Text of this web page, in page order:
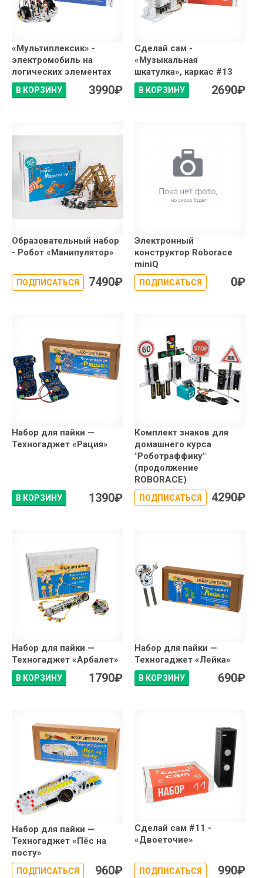
«Мультиплексик» -
электромобиль на
логических элементах
В КОРЗИНУ 3990₽
Сделай сам -
«Музыкальная
шкатулка», каркас #13
В КОРЗИНУ 2690₽
Образовательный набор
- Робот «Манипулятор»
ПОДПИСАТЬСЯ 7490₽
Электронный
конструктор Roborace
miniQ
ПОДПИСАТЬСЯ 0₽
Набор для пайки —
Техногаджет «Рация»
В КОРЗИНУ 1390₽
Комплект знаков для
домашнего курса
"Роботраффику"
(продолжение
ROBORACE)
ПОДПИСАТЬСЯ 4290₽
Набор для пайки —
Техногаджет «Арбалет»
В КОРЗИНУ 1790₽
Набор для пайки —
Техногаджет «Лейка»
В КОРЗИНУ 690₽
Набор для пайки —
Техногаджет «Пёс на
посту»
ПОДПИСАТЬСЯ 960₽
Сделай сам #11 -
«Двоеточие»
ПОДПИСАТЬСЯ 990₽